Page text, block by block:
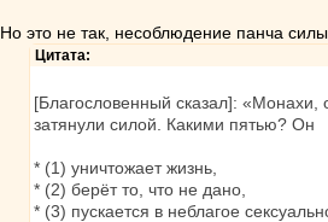
Но это не так, несоблюдение панча
Цитата:
[Благословенный сказал]: «Монахи,
затянули силой. Какими пятью? Он
* (1) уничтожает жизнь,
* (2) берёт то, что не дано,
* (3) пускается в неблагое